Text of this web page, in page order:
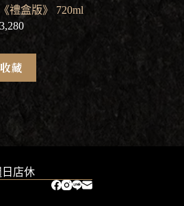
禮盒版》 720ml
藏
日店休